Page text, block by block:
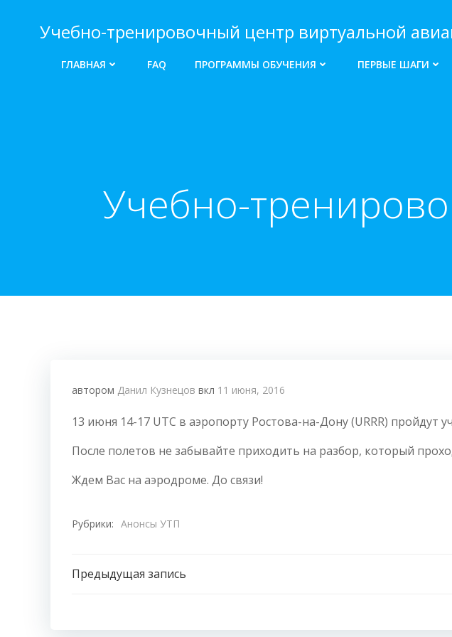
содержимомуУчебно-тренировочный центр виртуальной
ГЛАВНАЯ FAQ ПРОГРАММЫ ОБУЧЕНИЯ ПЕРВЫЕ ШАГИ
Учебно-
автором Данил Кузнецов вкл 11 июня, 2016
13 июня 14-17 UTC в аэропорту Ростова-на-Дону (URRR) пройдут
После полетов не забывайте приходить на разбор, который
Ждем Вас на аэродроме. До связи!
Рубрики: Анонсы УТП
Навигация
записям
Предыдущая запись